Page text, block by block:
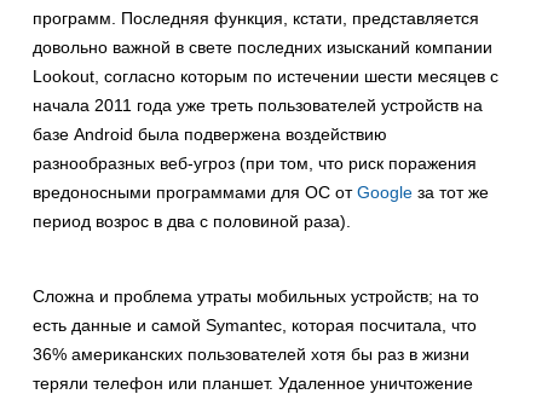
программ. Последняя функция, кстати, представляется
довольно важной в свете последних изысканий компании
Lookout, согласно которым по истечении шести месяцев с
начала 2011 года уже треть пользователей устройств на
базе Android была подвержена воздействию
разнообразных веб-угроз (при том, что риск поражения
вредоносными программами для ОС отGoogle за тот же
период возрос в два с половиной раза).
Сложна и проблема утраты мобильных устройств; на то
есть данные и самой Symantec, которая посчитала, что
36% американских пользователей хотя бы раз в жизни
теряли телефон или планшет. Удаленное уничтожение